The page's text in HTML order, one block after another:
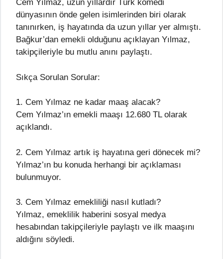
Cem Yılmaz, uzun yıllardır Türk komedi
dünyasının önde gelen isimlerinden biri olarak
tanınırken, iş hayatında da uzun yıllar yer almıştı.
Bağkur’dan emekli olduğunu açıklayan Yılmaz,
takipçileriyle bu mutlu anını paylaştı.
Sıkça Sorulan Sorular:
1. Cem Yılmaz ne kadar maaş alacak?
Cem Yılmaz’ın emekli maaşı 12.680 TL olarak
açıklandı.
2. Cem Yılmaz artık iş hayatına geri dönecek mi?
Yılmaz’ın bu konuda herhangi bir açıklaması
bulunmuyor.
3. Cem Yılmaz emekliliği nasıl kutladı?
Yılmaz, emeklilik haberini sosyal medya
hesabından takipçileriyle paylaştı ve ilk maaşını
aldığını söyledi.